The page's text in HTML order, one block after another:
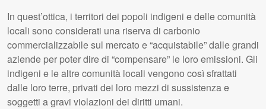
In quest’ottica, i territori dei popoli indigeni e delle comunità
locali sono considerati una riserva di carbonio
commercializzabile sul mercato e “acquistabile” dalle grandi
aziende per poter dire di “compensare” le loro emissioni. Gli
indigeni e le altre comunità locali vengono così sfrattati
dalle loro terre, privati dei loro mezzi di sussistenza e
soggetti a gravi violazioni dei diritti umani.